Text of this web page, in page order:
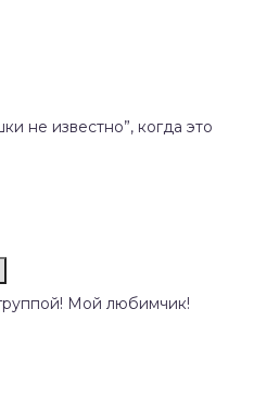
не известно”, когда это
Мой любимчик!